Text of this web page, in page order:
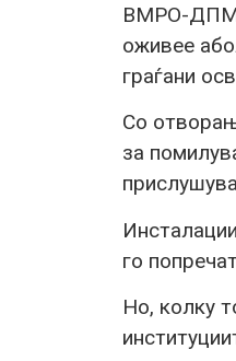
ВМРО-
оживее
граѓани
Со
за
го
Но, колку